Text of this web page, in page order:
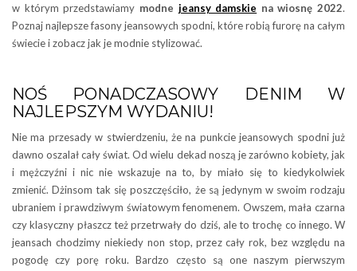
w którym przedstawiamy modne jeansy damskie na wiosnę 2022.
Poznaj najlepsze fasony jeansowych spodni, które robią furorę na całym
świecie i zobacz jak je modnie stylizować.
NOŚ PONADCZASOWY DENIM W
NAJLEPSZYM WYDANIU!
Nie ma przesady w stwierdzeniu, że na punkcie jeansowych spodni już
dawno oszalał cały świat. Od wielu dekad noszą je zarówno kobiety, jak
i mężczyźni i nic nie wskazuje na to, by miało się to kiedykolwiek
zmienić. Dżinsom tak się poszczęściło, że są jedynym w swoim rodzaju
ubraniem i prawdziwym światowym fenomenem. Owszem, mała czarna
czy klasyczny płaszcz też przetrwały do dziś, ale to trochę co innego. W
jeansach chodzimy niekiedy non stop, przez cały rok, bez względu na
pogodę czy porę roku. Bardzo często są one naszym pierwszym